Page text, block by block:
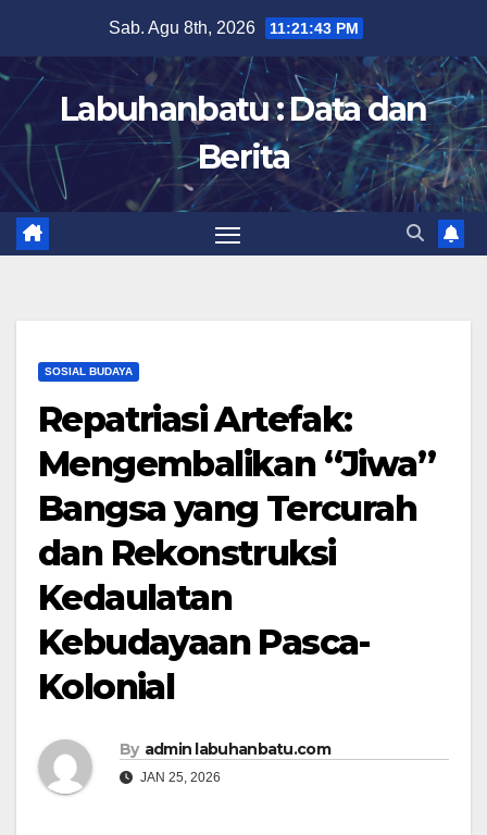
content
Sab. Agu 8th, 2026 11:21:44 PM
Labuhanbatu : Data dan
Berita
SOSIAL BUDAYA
Repatriasi Artefak:
Mengembalikan “Jiwa”
Bangsa yang Tercurah
dan Rekonstruksi
Kedaulatan
Kebudayaan Pasca-
Kolonial
By admin labuhanbatu.com
JAN 25, 2026